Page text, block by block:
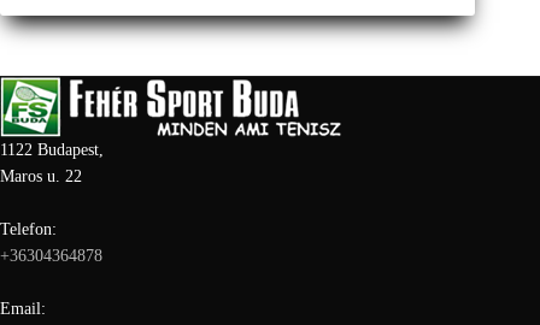
1122 Budapest,
Maros u. 22
Telefon:
+36304364878
Email: